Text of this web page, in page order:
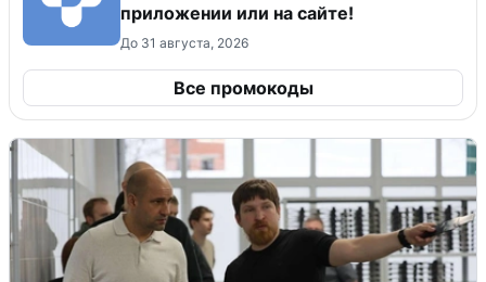
приложении или на сайте!
До 31 августа, 2026
Все промокоды